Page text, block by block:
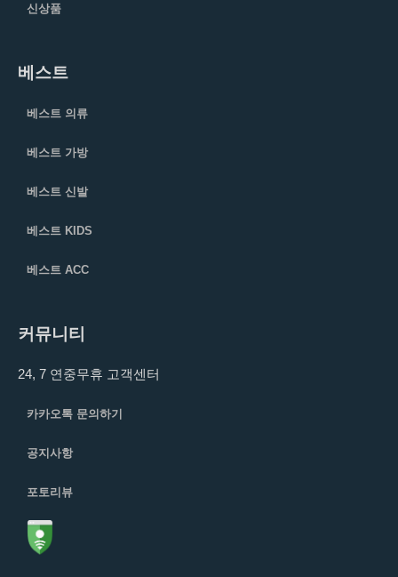
신상품
베스트
베스트 의류
베스트 가방
베스트 신발
베스트 KIDS
베스트 ACC
커뮤니티
24, 7 연중무휴 고객센터
카카오톡 문의하기
공지사항
포토리뷰